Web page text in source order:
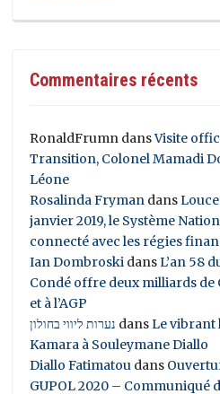
Commentaires récents
RonaldFrumn dansVisite
Transition, Colonel Mamadi
Léone
Rosalinda Fryman dans
janvier 2019, le Système
connecté avec les régies
Ian Dombroski dansL’an 58
Condé offre deux milliards de
et à l’AGP
נערות ליווי בחולון dansLe vibrant
Kamara à Souleymane Diallo
Diallo Fatimatou dans
GUPOL 2020 – Communiqué